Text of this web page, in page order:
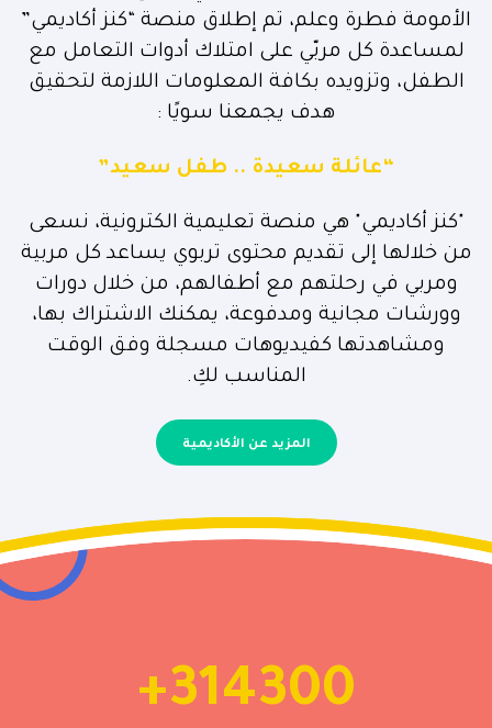
الأمومة فطرة وعلم، تم إطلاق منصة “كنز أكاديمي”
لمساعدة كل مربّي على امتلاك أدوات التعامل مع
الطفل، وتزويده بكافة المعلومات اللازمة لتحقيق
هدف يجمعنا سويًا :
“عائلة سعيدة .. طفل سعيد”
"كنز أكاديمي" هي منصة تعليمية الكترونية، نسعى
من خلالها إلى تقديم محتوى تربوي يساعد كل مربية
ومربي في رحلتهم مع أطفالهم، من خلال دورات
وورشات مجانية ومدفوعة، يمكنك الاشتراك بها،
ومشاهدتها كفيديوهات مسجلة وفق الوقت
المناسب لكِ.
المزيد عن الأكاديمية
314300+